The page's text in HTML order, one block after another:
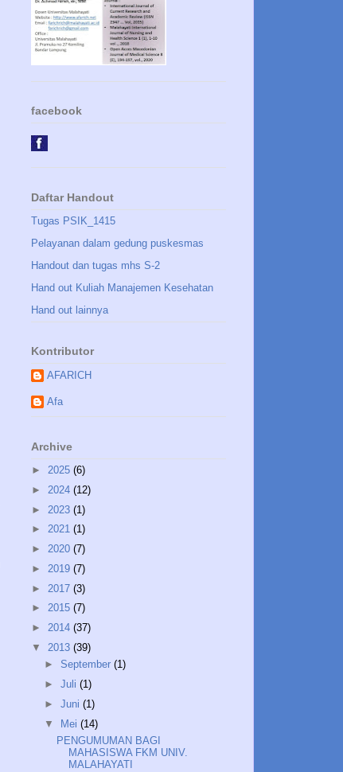
facebook
Daftar Handout
Tugas PSIK_1415
Pelayanan dalam gedung puskesmas
Handout dan tugas mhs S-2
Hand out Kuliah Manajemen Kesehatan
Hand out lainnya
Kontributor
AFARICH
Afa
Archive
► 2025 (6)
► 2024 (12)
► 2023 (1)
► 2021 (1)
► 2020 (7)
► 2019 (7)
► 2017 (3)
► 2015 (7)
► 2014 (37)
▼ 2013 (39)
► September (1)
► Juli (1)
► Juni (1)
▼ Mei (14)
PENGUMUMAN BAGI
MAHASISWA FKM UNIV.
MALAHAYATI